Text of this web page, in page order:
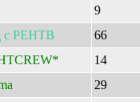
9
с РЕНТВ 66
14
29